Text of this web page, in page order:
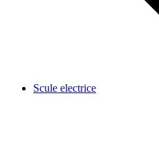
Scule electrice